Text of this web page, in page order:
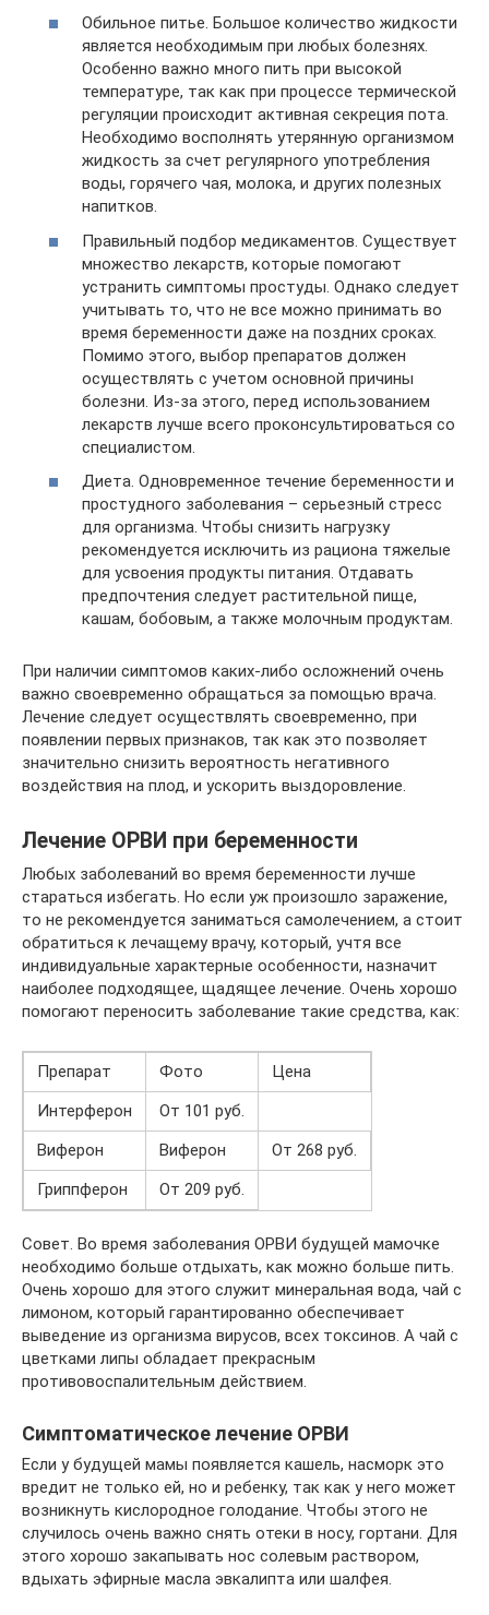
Обильное питье. Большое количество жидкости
является необходимым при любых болезнях.
Особенно важно много пить при высокой
температуре, так как при процессе термической
регуляции происходит активная секреция пота.
Необходимо восполнять утерянную организмом
жидкость за счет регулярного употребления
воды, горячего чая, молока, и других полезных
напитков.
Правильный подбор медикаментов. Существует
множество лекарств, которые помогают
устранить симптомы простуды. Однако следует
учитывать то, что не все можно принимать во
время беременности даже на поздних сроках.
Помимо этого, выбор препаратов должен
осуществлять с учетом основной причины
болезни. Из-за этого, перед использованием
лекарств лучше всего проконсультироваться со
специалистом.
Диета. Одновременное течение беременности и
простудного заболевания – серьезный стресс
для организма. Чтобы снизить нагрузку
рекомендуется исключить из рациона тяжелые
для усвоения продукты питания. Отдавать
предпочтения следует растительной пище,
кашам, бобовым, а также молочным продуктам.
При наличии симптомов каких-либо осложнений очень
важно своевременно обращаться за помощью врача.
Лечение следует осуществлять своевременно, при
появлении первых признаков, так как это позволяет
значительно снизить вероятность негативного
воздействия на плод, и ускорить выздоровление.
Лечение ОРВИ при беременности
Любых заболеваний во время беременности лучше
стараться избегать. Но если уж произошло заражение,
то не рекомендуется заниматься самолечением, а стоит
обратиться к лечащему врачу, который, учтя все
индивидуальные характерные особенности, назначит
наиболее подходящее, щадящее лечение. Очень хорошо
помогают переносить заболевание такие средства, как:
Препарат Фото
Цена
Интерферон
От 101 руб.
Виферон
Виферон
От 268 руб.
Гриппферон
От 209 руб.
Совет. Во время заболевания ОРВИ будущей мамочке
необходимо больше отдыхать, как можно больше пить.
Очень хорошо для этого служит минеральная вода, чай с
лимоном, который гарантированно обеспечивает
выведение из организма вирусов, всех токсинов. А чай с
цветками липы обладает прекрасным
противовоспалительным действием.
Симптоматическое лечение ОРВИ
Если у будущей мамы появляется кашель, насморк это
вредит не только ей, но и ребенку, так как у него может
возникнуть кислородное голодание. Чтобы этого не
случилось очень важно снять отеки в носу, гортани. Для
этого хорошо закапывать нос солевым раствором,
вдыхать эфирные масла эвкалипта или шалфея.